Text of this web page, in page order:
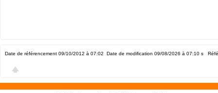
Date de référencement 09/10/2012 à 07:02 Date de modification 09/08/2026 à 07:10 s